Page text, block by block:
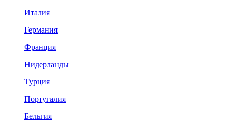
Италия
Германия
Франция
Нидерланды
Турция
Португалия
Бельгия